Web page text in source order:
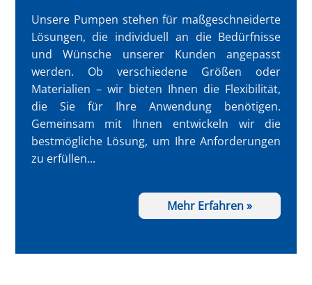
Unsere Pumpen stehen für maßgeschneiderte
Lösungen, die individuell an die Bedürfnisse
und Wünsche unserer Kunden angepasst
werden. Ob verschiedene Größen oder
Materialien – wir bieten Ihnen die Flexibilität,
die Sie für Ihre Anwendung benötigen.
Gemeinsam mit Ihnen entwickeln wir die
bestmögliche Lösung, um Ihre Anforderungen
zu erfüllen...
Mehr Erfahren »